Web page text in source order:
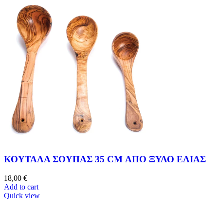
ΚΟΥΤΑΛΑ ΣΟΥΠΑΣ 35 CM ΑΠΟ ΞΥΛΟ ΕΛΙΑΣ
18,00 €
Add to cart
Quick view